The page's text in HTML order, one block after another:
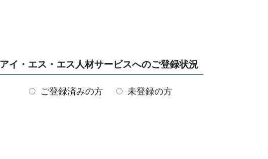
アイ・エス・エス人材サービスへのご登録状況
ご登録済みの方 未登録の方